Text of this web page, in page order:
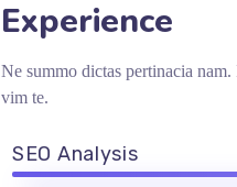
Experience
Ne summo dictas pertinacia
vim te.
SEO Analysis